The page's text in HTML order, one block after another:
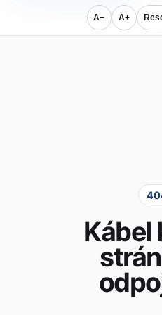
A− A+
Kábel